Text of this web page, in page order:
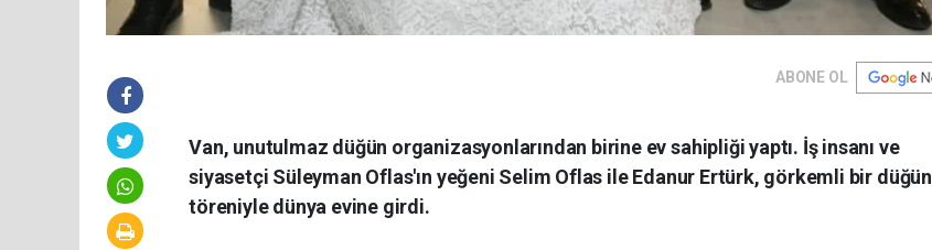
ABONE OL
Van, unutulmaz düğün organizasyonlarından birine ev sahipliği yaptı. İş insanı ve
siyasetçi Süleyman Oflas'ın yeğeni Selim Oflas ile Edanur Ertürk, görkemli bir düğün
töreniyle dünya evine girdi.